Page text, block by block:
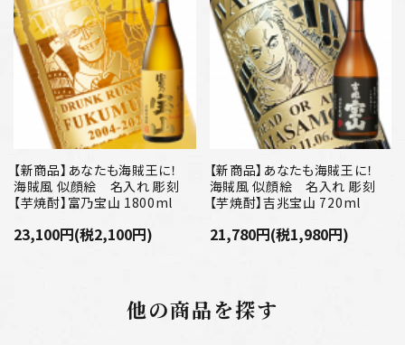
【新商品】あなたも海賊王に！
海賊風 似顔絵 名入れ 彫刻
【芋焼酎】富乃宝山 1800ml
23,100円(税2,100円)
【新商品】あなたも海賊王に！
海賊風 似顔絵 名入れ 彫刻
【芋焼酎】吉兆宝山 720ml
21,780円(税1,980円)
他の商品を探す